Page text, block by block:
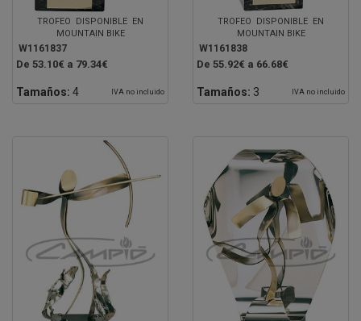
TROFEO DISPONIBLE EN
MOUNTAIN BIKE
W1161837
De 53.10€ a 79.34€
Tamaños: 4 IVA no incluido
TROFEO DISPONIBLE EN
MOUNTAIN BIKE
W1161838
De 55.92€ a 66.68€
Tamaños: 3 IVA no incluido